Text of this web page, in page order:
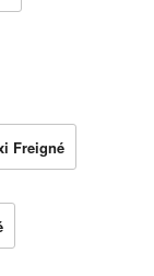
Freigné